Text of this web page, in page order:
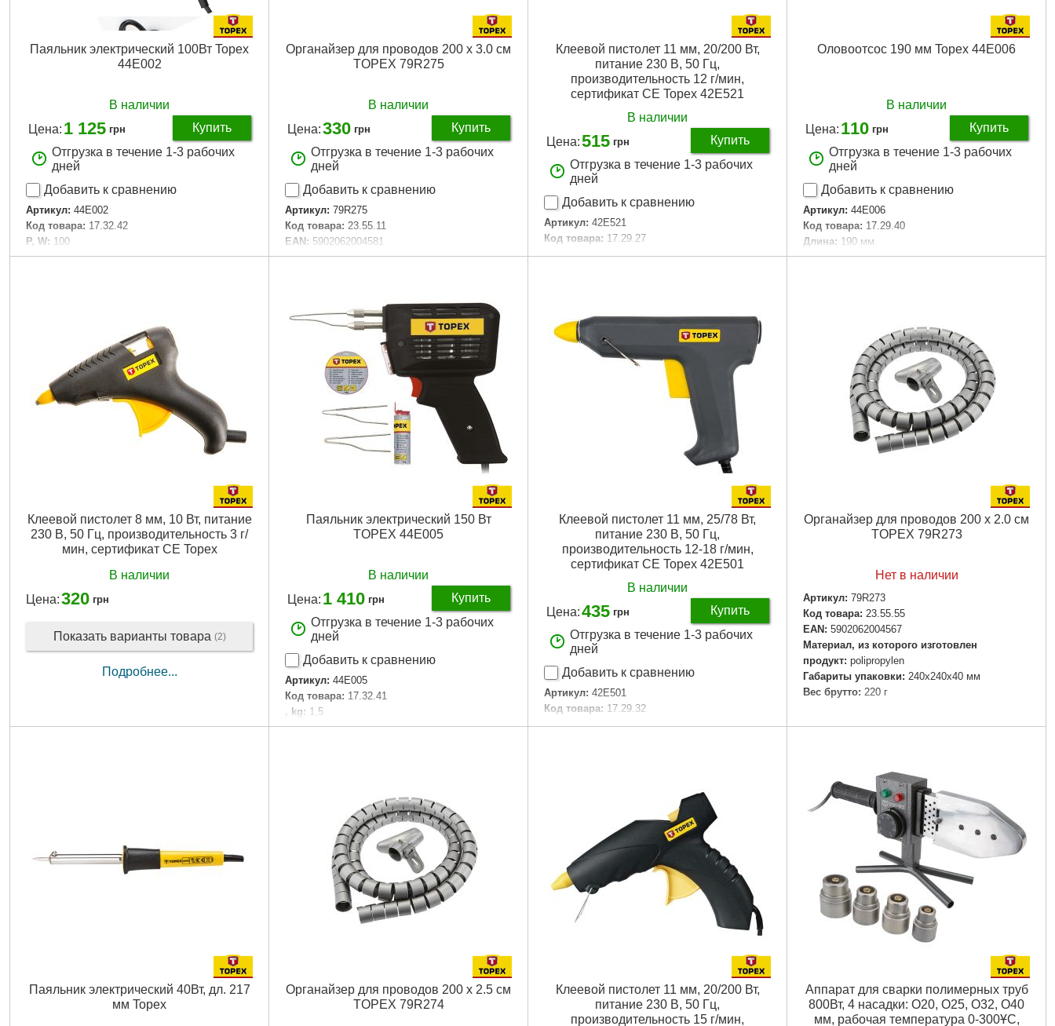
Паяльник электрический 100Вт Topex
44E002
В наличии
Цена: 1 125 грн
Купить
Отгрузка в течение 1-3 рабочих
дней
Добавить к сравнению
Артикул: 44E002
Код товара: 17.32.42
P, W: 100
Длина стержня: 48 mm
Подробнее...
Органайзер для проводов 200 x 3.0 см
TOPEX 79R275
В наличии
Цена:330 грн
Купить
Отгрузка в течение 1-3 рабочих
дней
Добавить к сравнению
Артикул: 79R275
Код товара: 23.55.11
EAN: 5902062004581
Материал, из которого изготовлен
Подробнее...
Клеевой пистолет 11 мм, 20/200 Вт,
питание 230 В, 50 Гц,
производительность 12 г/мин,
сертификат CE Topex 42E521
В наличии
Цена:515 грн
Купить
Отгрузка в течение 1-3 рабочих
дней
Добавить к сравнению
Артикул: 42E521
Код товара: 17.29.27
Потребляемая мощность: 20/200 Вт
Диаметр клея: 11 mm
Габариты упаковки:
240x175x45 мм
Вес брутто:
327 г
Подробнее...
Оловоотсос 190 мм Topex 44E006
В наличии
Цена: 110 грн
Купить
Отгрузка в течение 1-3 рабочих
дней
Добавить к сравнению
Артикул: 44E006
Код товара: 17.29.40
Длина: 190 мм
Габариты упаковки: 235x60x25 мм
Клеевой пистолет 8 мм, 10 Вт, питание
230 В, 50 Гц, производительность 3 г/
мин, сертификат CE Topex
В наличии
Цена:320 грн
Показать варианты товара (2)
Подробнее...
Паяльник электрический 150 Вт
TOPEX 44E005
В наличии
Цена: 1 410 грн
Купить
Отгрузка в течение 1-3 рабочих
дней
Добавить к сравнению
Артикул: 44E005
Код товара: 17.32.41
, kg: 1,5
EAN: 5902062671509
150 W
Напряжение питания: 230V~50Hz
Подробнее...
Клеевой пистолет 11 мм, 25/78 Вт,
питание 230 В, 50 Гц,
производительность 12-18 г/мин,
сертификат CE Topex 42E501
В наличии
Цена:435 грн
Купить
Отгрузка в течение 1-3 рабочих
дней
Добавить к сравнению
Артикул: 42E501
Код товара: 17.29.32
Потребляемая мощность: 25/78 Вт
Подробнее...
Органайзер для проводов 200 x 2.0 см
TOPEX 79R273
Нет в наличии
Артикул: 79R273
Код товара: 23.55.55
EAN: 5902062004567
Материал, из которого изготовлен
продукт: polipropylen
Габариты упаковки: 240x240x40 мм
Вес брутто: 220 г
Подробнее...
Паяльник электрический 40Вт, дл. 217
мм Topex
Органайзер для проводов 200 x 2.5 см
TOPEX 79R274
Клеевой пистолет 11 мм, 20/200 Вт,
питание 230 В, 50 Гц,
производительность 15 г/мин,
Аппарат для сварки полимерных труб
800Вт, 4 насадки: O20, O25, O32, O40
мм, рабочая температура 0-300ҰC,